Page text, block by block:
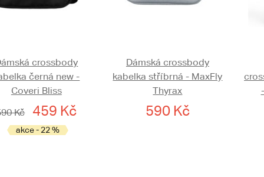
crossbody
černá new -
Coveri Bliss
Kč
459 Kč
akce - 22 %
Dámská crossbody
kabelka stříbrná - MaxFly
Thyrax
590 Kč